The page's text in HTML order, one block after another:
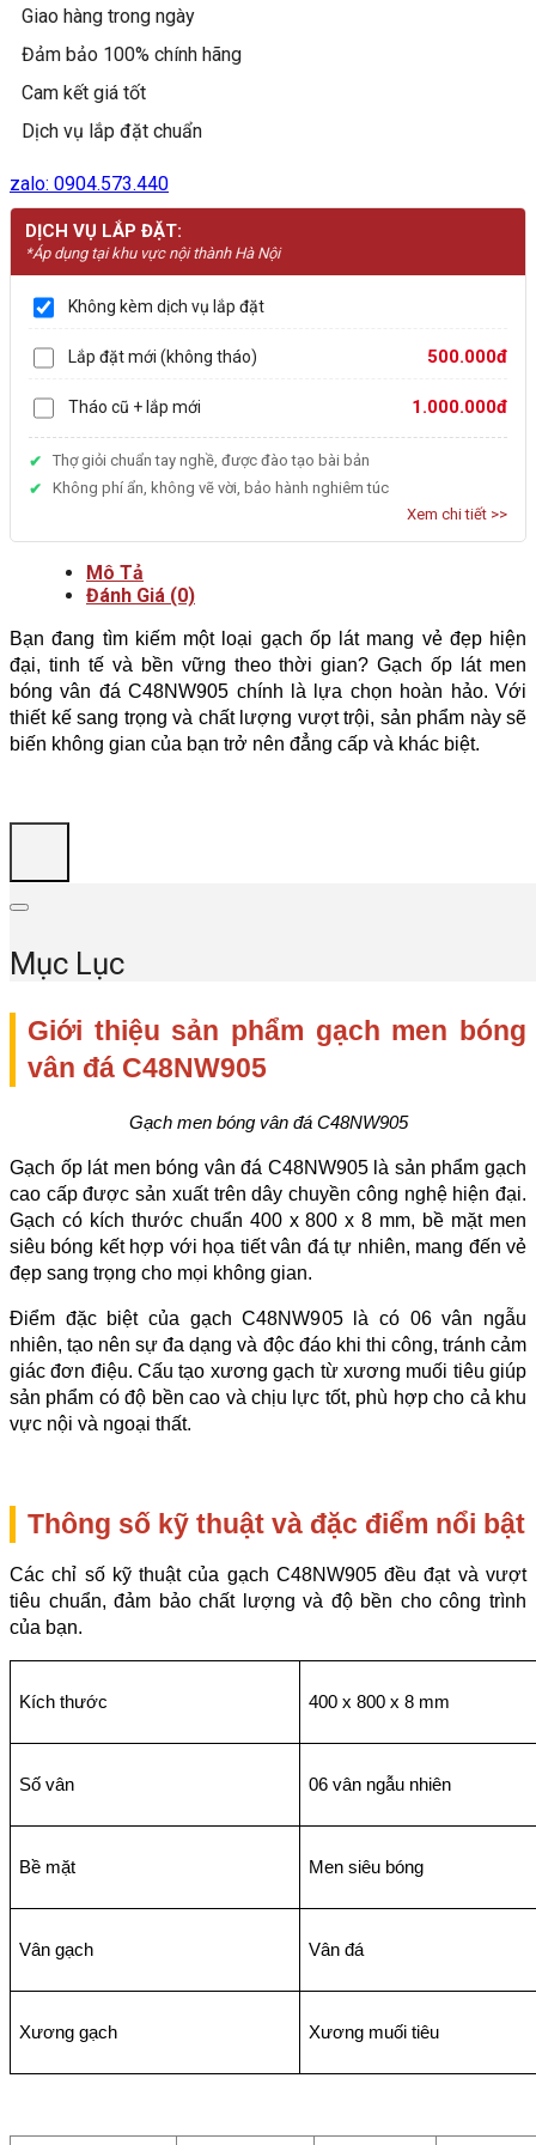
lượng
Giao hàng trong ngày
Đảm bảo 100% chính hãng
Cam kết giá tốt
Dịch vụ lắp đặt chuẩn
zalo: 0904.573.440
DỊCH VỤ LẮP ĐẶT:
*Áp dụng tại khu vực nội thành Hà Nội
Không kèm dịch vụ lắp đặt
Lắp đặt mới (không tháo) 500.000đ
Tháo cũ + lắp mới 1.000.000đ
Thợ giỏi chuẩn tay nghề, được đào tạo bài bản
Không phí ẩn, không vẽ vời, bảo hành nghiêm túc
Xem chi tiết >>
Mô Tả
Đánh Giá (0)
Bạn đang tìm kiếm một loại gạch ốp lát mang vẻ đẹp hiện
đại, tinh tế và bền vững theo thời gian? Gạch ốp lát men
bóng vân đá C48NW905 chính là lựa chọn hoàn hảo. Với
thiết kế sang trọng và chất lượng vượt trội, sản phẩm này sẽ
biến không gian của bạn trở nên đẳng cấp và khác biệt.
Mục Lục
Giới thiệu sản phẩm gạch men bóng
vân đá C48NW905
Gạch men bóng vân đá C48NW905
Gạch ốp lát men bóng vân đá C48NW905 là sản phẩm gạch
cao cấp được sản xuất trên dây chuyền công nghệ hiện đại.
Gạch có kích thước chuẩn 400 x 800 x 8 mm, bề mặt men
siêu bóng kết hợp với họa tiết vân đá tự nhiên, mang đến vẻ
đẹp sang trọng cho mọi không gian.
Điểm đặc biệt của gạch C48NW905 là có 06 vân ngẫu
nhiên, tạo nên sự đa dạng và độc đáo khi thi công, tránh cảm
giác đơn điệu. Cấu tạo xương gạch từ xương muối tiêu giúp
sản phẩm có độ bền cao và chịu lực tốt, phù hợp cho cả khu
vực nội và ngoại thất.
Thông số kỹ thuật và đặc điểm nổi bật
Các chỉ số kỹ thuật của gạch C48NW905 đều đạt và vượt
tiêu chuẩn, đảm bảo chất lượng và độ bền cho công trình
của bạn.
Kích thước 400 x 800 x 8 mm
Số vân 06 vân ngẫu nhiên
Bề mặt Men siêu bóng
Vân gạch Vân đá
Xương gạch Xương muối tiêu